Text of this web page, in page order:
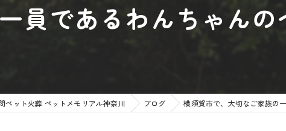
訪問
員であるわんちゃん
ペット火葬 ペットメモリアル神奈川 ブログ 横須賀市で、大切なご家族の